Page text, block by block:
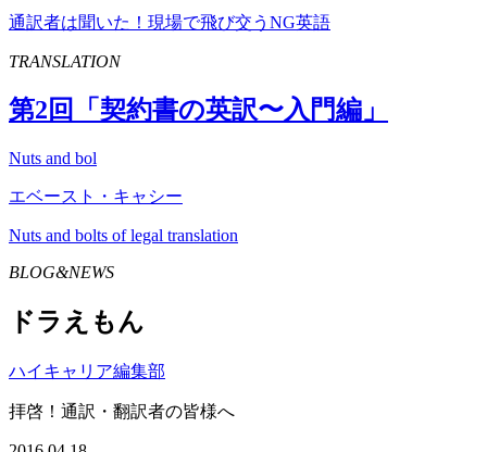
通訳者は聞いた！現場で飛び交うNG英語
TRANSLATION
第2回「契約書の英訳〜入門編」
Nuts and bol
エベースト・キャシー
Nuts and bolts of legal translation
BLOG&NEWS
ドラえもん
ハイキャリア編集部
拝啓！通訳・翻訳者の皆様へ